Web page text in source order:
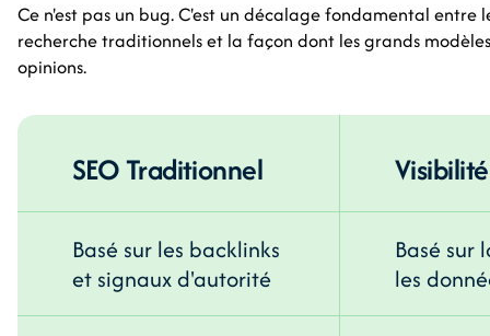
Ce n'est pas un bug. C'est un décalage fondamental entre
recherche traditionnels et la façon dont les grands
opinions.
SEO Traditionnel
Basé sur les backlinks
et signaux d'autorité
Basé sur
les